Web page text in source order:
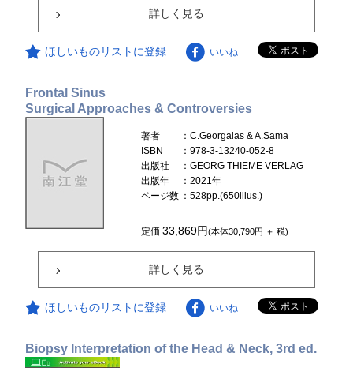
詳しく見る
ほしいものリストに登録 いいね
Frontal Sinus
Surgical Approaches & Controversies
著者
：C.Georgalas & A.Sama
ISBN
：978-3-13240-052-8
出版社
：GEORG THIEME VERLAG
出版年
：2021年
ページ数 ：528pp.(650illus.)
定価33,869円(本体30,790円 ＋ 税)
詳しく見る
ほしいものリストに登録 いいね
Biopsy Interpretation of the Head & Neck, 3rd ed.